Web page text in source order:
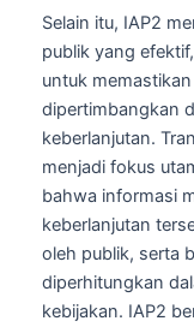
Selain itu, IAP2
publik yang
untuk
dipertimbangkan
keberlanjutan.
menjadi fokus
bahwa informasi
keberlanjutan
oleh publik, serta
diperhitungkan
kebijakan. IAP2